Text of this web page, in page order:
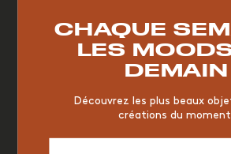
CHAQUE
LES
DEMAIN
Découvrez les plus beaux
créations du
RESTAURANT VINTAGE
JAUNE
ORGANIQUE
MEMPHIS
ICONIC
2023